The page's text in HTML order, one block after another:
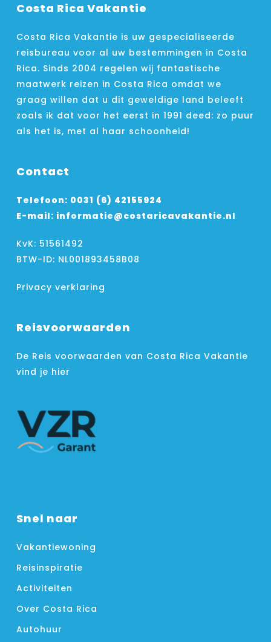
Costa Rica Vakantie
Costa Rica Vakantie is uw gespecialiseerde
reisbureau voor al uw bestemmingen in Costa
Rica. Sinds 2004 regelen wij fantastische
maatwerk reizen in Costa Rica omdat we
graag willen dat u dit geweldige land beleeft
zoals ik dat voor het eerst in 1991 deed: zo puur
als het is, met al haar schoonheid!
Contact
Telefoon: 0031 (6) 42155924
E-mail: informatie@costaricavakantie.nl
KvK: 51561492
BTW-ID: NL001893458B08
Privacy verklaring
Reisvoorwaarden
De Reis voorwaarden van Costa Rica Vakantie
vind je hier
Snel naar
Vakantiewoning
Reisinspiratie
Activiteiten
Over Costa Rica
Autohuur